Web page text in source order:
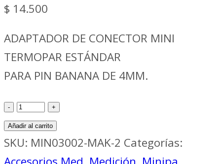
$ 14.500
ADAPTADOR DE CONECTOR MINI
TERMOPAR ESTÁNDAR
PARA PIN BANANA DE 4MM.
Accesorios
Med
ADAPTADOR
Añadir al carrito
SKU: MIN03002-MAK-2 Categorías: